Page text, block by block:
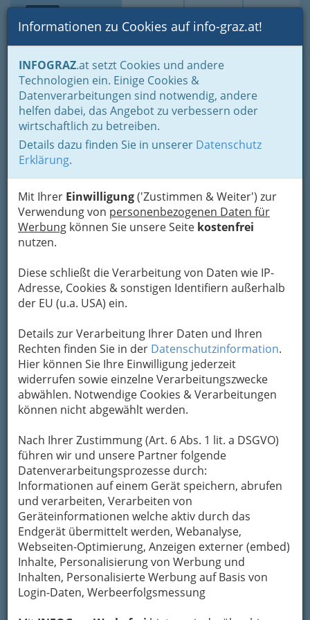
Suche Login Toggle
Informationen zu Cookies auf info-graz.at!
INFOGRAZ.at setzt Cookies und andere
Technologien ein. Einige Cookies &
Datenverarbeitungen sind notwendig, andere
helfen dabei, das Angebot zu verbessern oder
wirtschaftlich zu betreiben.
Details dazu finden Sie in unserer Datenschutz
Erklärung.
Mit Ihrer Einwilligung('Zustimmen & Weiter') zur
Verwendung von personenbezogenen Daten für
Werbung können Sie unsere Seite kostenfrei
nutzen.
Diese schließt die Verarbeitung von Daten wie IP-
Adresse, Cookies & sonstigen Identifiern außerhalb
der EU (u.a. USA) ein.
Details zur Verarbeitung Ihrer Daten und Ihren
Rechten finden Sie in der Datenschutzinformation.
Hier können Sie Ihre Einwilligung jederzeit
widerrufen sowie einzelne Verarbeitungszwecke
abwählen. Notwendige Cookies & Verarbeitungen
können nicht abgewählt werden.
Nach Ihrer Zustimmung (Art. 6 Abs. 1 lit. a DSGVO)
führen wir und unsere Partner folgende
Datenverarbeitungsprozesse durch:
Informationen auf einem Gerät speichern, abrufen
und verarbeiten, Verarbeiten von
Geräteinformationen welche aktiv durch das
Endgerät übermittelt werden, Webanalyse,
Webseiten-Optimierung, Anzeigen externer (embed)
Inhalte, Personalisierung von Werbung und
Inhalten, Personalisierte Werbung auf Basis von
Login-Daten, Werbeerfolgsmessung
Home Branchen
Gewerbe, Handwerk, Banken
Gewerbe & Handwerk, Gliederung der WKO
Landesinnung der Gesundheitsberufe der Wirtschaftskammer
Steiermark (WKO)
Kontaktlinsenoptiker Graz und Umgebung und Kontaktlinsen-
Optikerinnen
Kontaktlinsenoptiker /
Kontaktlinsenoptikerin -
Optik Graz, nahe und
verantwortungsbewusst
tragen möchten, versuchen Sie es mit
Kontaktlinsen.
Kontaktlinsen Graz: auf Linsen
spezialisierte Optiker und
Augenärzte / Optikerinnen und
Augenärztinnen
Erstaunliches Wunder der modernen Forschung und
Entwicklung